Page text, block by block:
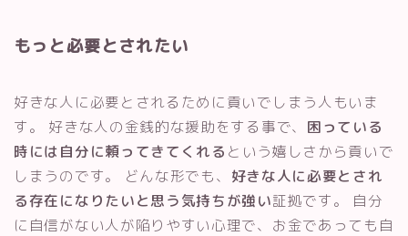
もっと必要とされたい
好きな人に必要とされるために貢いでしまう人もいま
す。 好きな人の金銭的な援助をする事で、 困っている
時には自分に頼ってきてくれる という嬉しさから貢いで
しまうのです。 どんな形でも、 好きな人に必要とされ
る存在になりたいと思う気持ちが強い証拠です。 自分
に自信がない人が陥りやすい心理で、お金であっても自